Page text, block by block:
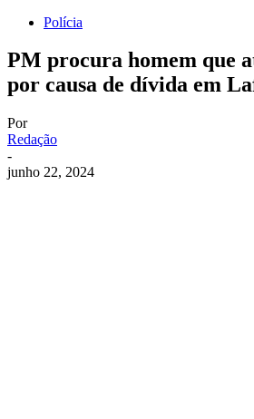
Polícia
PM procura homem que
por causa de dívida em
Por
Redação
-
junho 22, 2024